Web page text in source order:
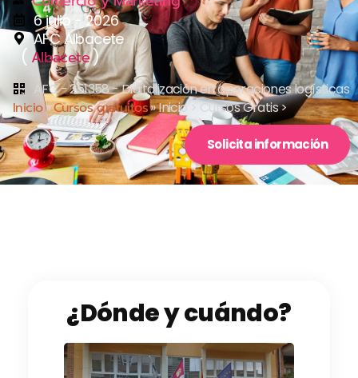
6 julio - 2026
AFC Albacete
( Albacete)
AFC - 251358 - Digitalización en operaciones logísticas
Inicio»Cursos gratuitos»Inicio > Cursos Gratis >
Solicita información
¿Dónde y cuándo?